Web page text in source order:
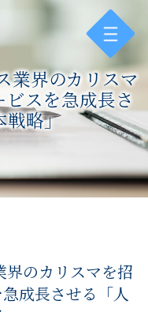
業界のカリスマ
スを急成長さ
戦略」
界のカリスマを招
成長させる「人